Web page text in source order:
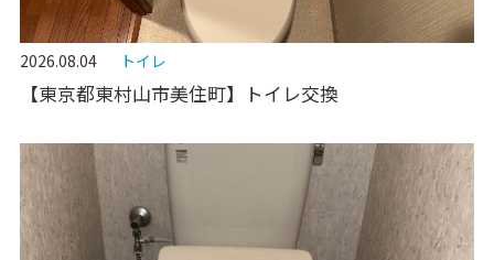
2026.08.04 トイレ
【東京都東村山市美住町】トイレ交換